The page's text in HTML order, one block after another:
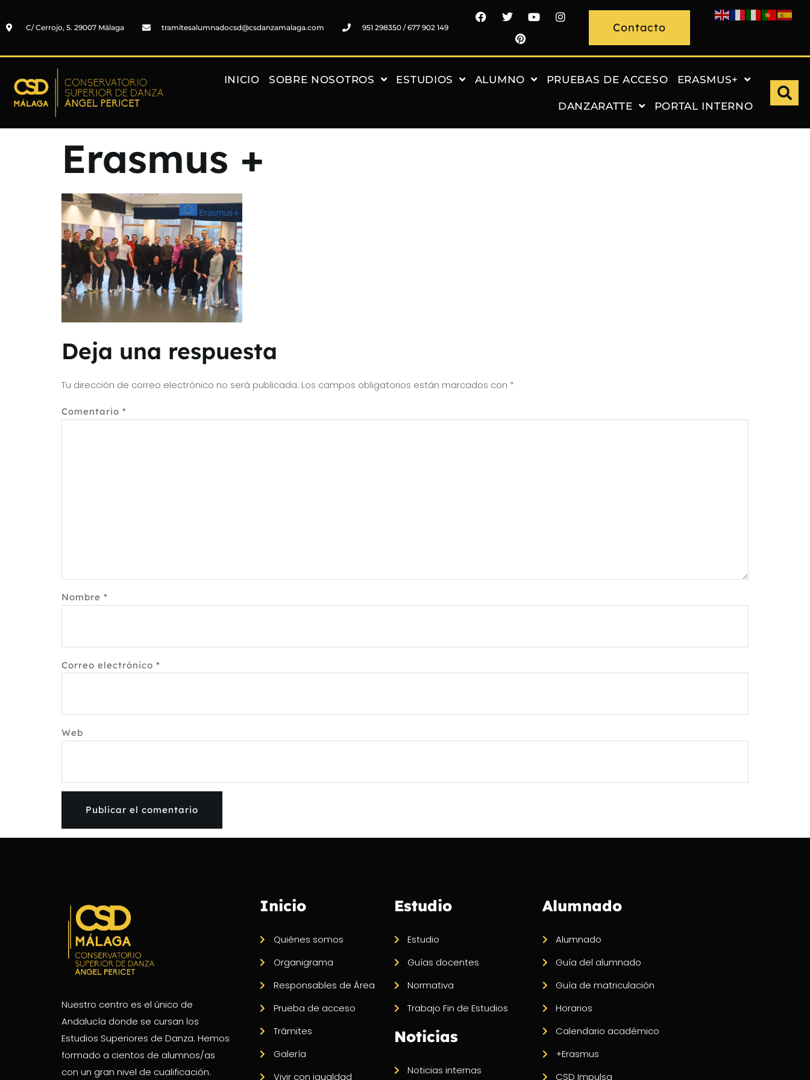
C/ Cerrojo, 5. 29007 Málaga tramitesalumnadocsd@csdanzamalaga.com 951 298350 / 677 902 149 Contacto
INICIO SOBRE NOSOTROS ESTUDIOS ALUMNO PRUEBAS DE ACCESO ERASMUS+
DANZARATTE PORTAL INTERNO
Erasmus +
Deja una respuesta
Tu dirección de correo electrónico no será publicada. Los campos obligatorios están marcados con *
Comentario *
Nombre *
Correo electrónico *
Web
Nuestro centro es el único de
Andalucía donde se cursan los
Estudios Superiores de Danza. Hemos
formado a cientos de alumnos/as
con un gran nivel de cualificación.
Inicio
Quiénes somos
Organigrama
Responsables de Área
Prueba de acceso
Trámites
Galería
Vivir con igualdad
Estudio
Estudio
Guías docentes
Normativa
Trabajo Fin de Estudios
Noticias
Noticias internas
Alumnado
Alumnado
Guía del alumnado
Guía de matriculación
Horarios
Calendario académico
+Erasmus
CSD Impulsa